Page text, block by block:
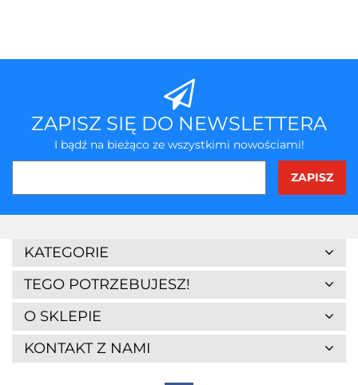
7Days
ZAPISZ SIĘ DO NEWSLETTERA
I bądź na bieżąco ze wszystkimi nowościami!
KATEGORIE
TEGO POTRZEBUJESZ!
O SKLEPIE
KONTAKT Z NAMI